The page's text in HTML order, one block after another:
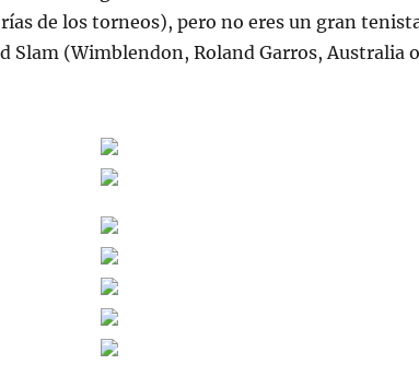
de los torneos), pero no eres un gran
Slam (Wimblendon, Roland Garros, Australia o